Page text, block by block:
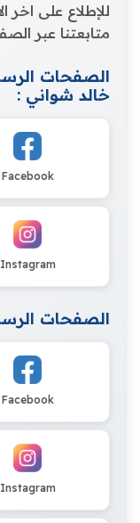
للإطلاع على اخر
متابعتنا عبر
الصفحات
خالد شواني :
Facebook
Instagram
الصفحات
Facebook
Instagram